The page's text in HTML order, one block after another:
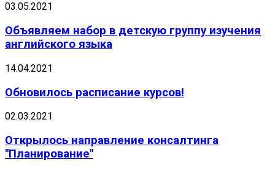
03.05.2021
Объявляем набор в детскую группу изучения
английского языка
14.04.2021
Обновилось расписание курсов!
02.03.2021
Открылось направление консалтинга
"Планирование"